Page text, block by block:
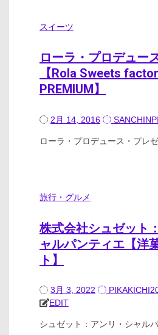
スイーツ
ローラ・プロデュー
【Rola Sweets
PREMIUM】
2月 14, 2016
ローラ・プロデュース・プレ
旅行・グルメ
株式会社シュゼット
ャルパンティエ【洋
ト】
3月 3, 2022
EDIT
シュゼット：アンリ・シャル